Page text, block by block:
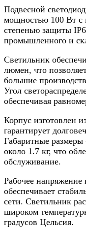
Подвесной
мощностью 100 Вт с
степенью защиты
промышленного и
Светильник
люмен, что
большие
Угол
обеспечивая
Корпус изготовлен
гарантирует
Габаритные
около 1.7 кг, что
обслуживание.
Рабочее напряжение
обеспечивает
сети. Светильник
широком
градусов Цельсия.